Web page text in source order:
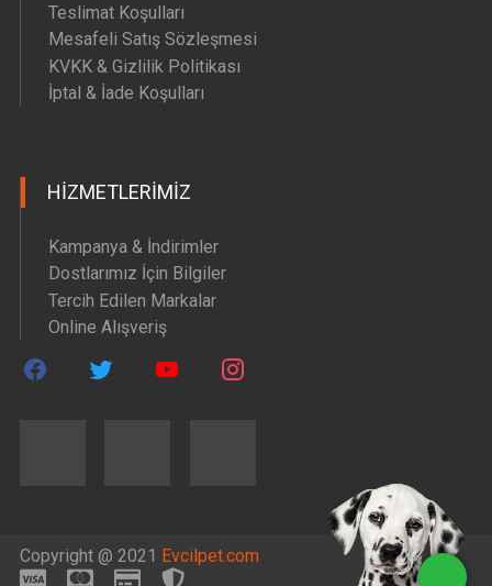
Teslimat Koşulları
Mesafeli Satış Sözleşmesi
KVKK & Gizlilik Politikası
İptal & İade Koşulları
HIZMETLERIMIZ
Kampanya & İndirimler
Dostlarımız İçin Bilgiler
Tercih Edilen Markalar
Online Alışveriş
Copyright @ 2021 Evcilpet.com